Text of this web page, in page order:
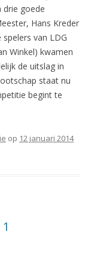
drie goede
Hans Kreder
van LDG
Winkel) kwamen
de uitslag in
staat nu
begint te
op 12 januari 2014